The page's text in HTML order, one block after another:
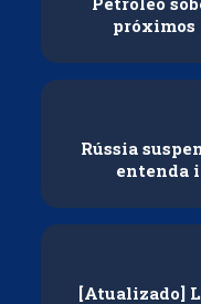
próximos
Rússia
entenda
[Atualizado]